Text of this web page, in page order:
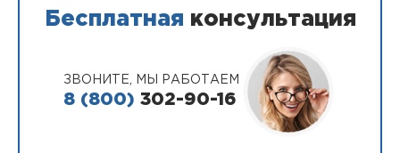
Бесплатная консультация
ЗВОНИТЕ, МЫ РАБОТАЕМ
8 (800) 302-90-16